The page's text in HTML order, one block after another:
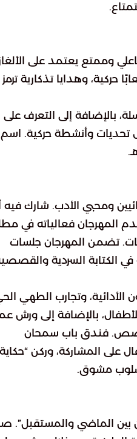
تفاعلي وممتع يعتمد على
حركية، وهدايا تذكارية ترمز
بالإضافة إلى التعرف على
تحديات وأنشطة حركية. اسم
ومحبي الأدب. شارك فيه
في مجال الرواية. قدم المهرجان فعالياته في
تضمن المهرجان جلسات
الكتابة السردية
الأدائية، وتجارب الطهي
بالإضافة إلى ورش
القصص. فندق باب سمحان
المشاركة، وركن “حكاية
مشوق.
بين الماضي والمستقبل”.